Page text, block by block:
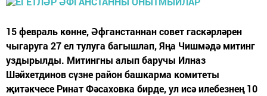
15 февраль көнне, Әфганстаннан совет гаскәрләрен
чыгаруга 27 ел тулуга багышлап, Яңа Чишмәдә митинг
уздырылды. Митингны алып баручы Илназ
Шәйхетдинов сүзне район башкарма комитеты
җитәкчесе Ринат Фәсаховка бирде, ул исә илебезнең 10